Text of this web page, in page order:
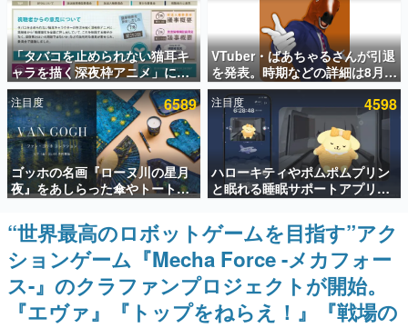
ゲームの企画書
名作ゲームクリエイターの方々に製作時のエピソードをお
聞きし、ヒットする企画（ゲーム）とは何か？を探ってい
きます。
赫本
この物語を解いてはいけない。『赫本』は、〈試験問題〉
の形をした短編ホラー小説集です。
新世代に訊く
これからのデジタルゲーム市場を担う若きクリエイター達
の姿を追い、彼らのルーツと情熱を探っていきます。
ゲーム世代の作家たち
ゲームに多大な影響を受けた作家さんに取材し、ゲームが
日本のコンテンツ産業やカルチャーに与えた影響を探る企
画です。
日本モバイルゲーム産業史
日本のモバイルゲーム史における主要なトピック・タイト
「タバコを止められない猫耳キ
ャラを描く深夜枠アニメ」に視
聴者の一部から批判意見。違法
薬物の使用と思しき描写も含め
て、BPOが議論を交わす
VTuber・ばあちゃるさんが引退
を発表。時期などの詳細は8月9
日15時からの配信で説明
注目度 6589
ゴッホの名画『ローヌ川の星月
夜』をあしらった傘やトートバ
ッグなどが登場。8月7日21時よ
り2日間限定で予約販売
注目度 4598
ハローキティやポムポムプリン
と眠れる睡眠サポートアプリ
『ゆめたび』が配信中。キャラ
ごとのASMRや目覚ましアラー
ムも搭載
“世界最高のロボットゲームを目指す”アク
ションゲーム『Mecha Force -メカフォー
ス-』のクラファンプロジェクトが開始。
『エヴァ』『トップをねらえ！』『戦場の